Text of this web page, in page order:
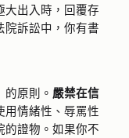
大出入時，回覆存
院訴訟中，你有書
原則。 嚴禁在信
用情緒性、辱罵性
的證物。如果你不